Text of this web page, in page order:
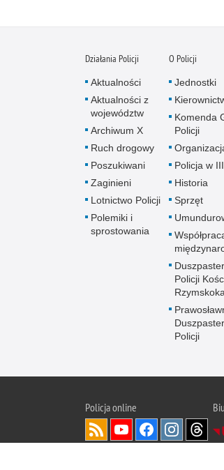
Działania Policji
Aktualności
Aktualności z
województw
Archiwum X
Ruch drogowy
Poszukiwani
Zaginieni
Lotnictwo Policji
Polemiki i
sprostowania
O Policji
Jednostki
Komenda
Policji
Policja w
Historia
Sprzęt
Policji
Policji
Policjaonline